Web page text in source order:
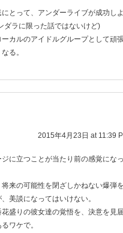
とって、アンダーライブが成功し
ラに限った話ではないけど)
カルのアイドルグループとして頑
る。
2015年4月23日 at 11:39
ジに立つことが当たり前の感覚にな
来の可能性を閉ざしかねない爆弾
美談になってはいけない。
盛りの彼女達の覚悟を、決意を見
ワケで。